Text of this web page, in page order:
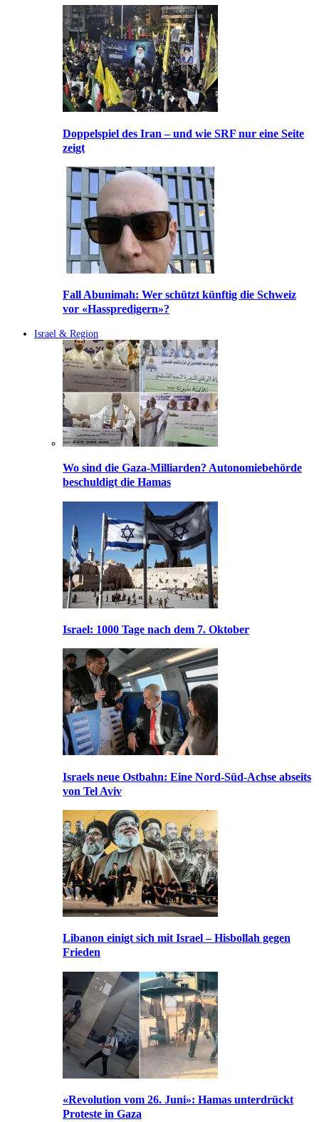
Doppelspiel des Iran – und wie SRF nur eine Seite
zeigt
Fall Abunimah: Wer schützt künftig die Schweiz
vor «Hasspredigern»?
Israel & Region
Wo sind die Gaza-Milliarden? Autonomiebehörde
beschuldigt die Hamas
Israel: 1000 Tage nach dem 7. Oktober
Israels neue Ostbahn: Eine Nord-Süd-Achse abseits
von Tel Aviv
Libanon einigt sich mit Israel – Hisbollah gegen
Frieden
«Revolution vom 26. Juni»: Hamas unterdrückt
Proteste in Gaza